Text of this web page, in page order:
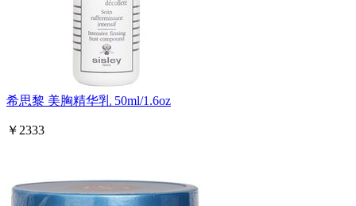
希思黎 美胸精华乳 50ml/1.6oz
￥2333